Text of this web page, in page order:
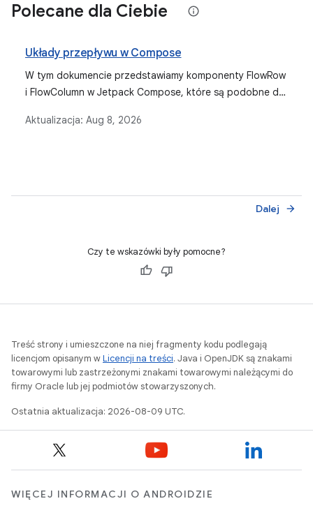
Polecane dla Ciebie
Układy przepływu w Compose
W tym dokumencie przedstawiamy komponenty FlowRow
i FlowColumn w Jetpack Compose, które są podobne do
przenoszenie elementów do następnego wiersza, gdy
Aktualizacja: Aug 8, 2026
Dalej arrow_forward
Czy te wskazówki były pomocne?
Treść strony i umieszczone na niej fragmenty kodu podlegają
licencjom opisanym wLicencji na treści. Java i OpenJDK są znakami
towarowymi lub zastrzeżonymi znakami towarowymi należącymi do
firmy Oracle lub jej podmiotów stowarzyszonych.
Ostatnia aktualizacja: 2026-08-09 UTC.
WIĘCEJ INFORMACJI O ANDROIDZIE